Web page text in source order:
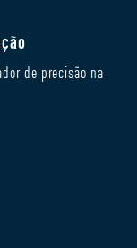
de precisão na